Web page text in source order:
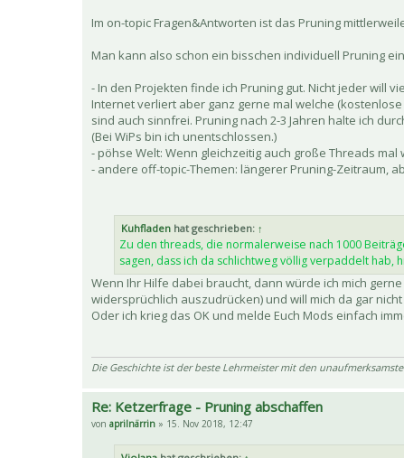
Im on-topic Fragen&Antworten ist das Pruning
Man kann also schon ein bisschen individuell Pruning
- In den Projekten finde ich Pruning gut. Nicht jeder will
Internet verliert aber ganz gerne mal welche
sind auch sinnfrei. Pruning nach 2-3 Jahren halte ich
(Bei WiPs bin ich unentschlossen.)
- pöhse Welt: Wenn gleichzeitig auch große Threads
- andere off-topic-Themen: längerer Pruning-Zeitraum,
Kuhfladen hat geschrieben: ↑
Zu den threads, die normalerweise nach 1000
sagen, dass ich da schlichtweg völlig verpaddelt hab,
Wenn Ihr Hilfe dabei braucht, dann würde ich mich
widersprüchlich auszudrücken) und will mich da gar
Oder ich krieg das OK und melde Euch Mods einfach
Die Geschichte ist der beste Lehrmeister mit den
Re: Ketzerfrage - Pruning abschaffen
von aprilnärrin » 15. Nov 2018, 12:47